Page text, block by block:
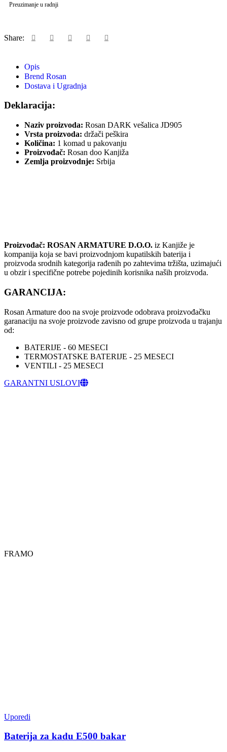
Preuzimanje u radnji
Share:
Opis
Brend Rosan
Dostava i Ugradnja
Deklaracija:
Naziv proizvoda: Rosan DARK vešalica JD905
Vrsta proizvoda: držači peškira
Količina: 1 komad u pakovanju
Proizvođač: Rosan doo Kanjiža
Zemlja proizvodnje: Srbija
Proizvođač: ROSAN ARMATURE D.O.O. iz Kanjiže je
kompanija koja se bavi proizvodnjom kupatilskih baterija i
proizvoda srodnih kategorija rađenih po zahtevima tržišta, uzimajući
u obzir i specifične potrebe pojedinih korisnika naših proizvoda.
GARANCIJA:
Rosan Armature doo na svoje proizvode odobrava proizvođačku
garanaciju na svoje proizvode zavisno od grupe proizvoda u trajanju
od:
BATERIJE - 60 MESECI
TERMOSTATSKE BATERIJE - 25 MESECI
VENTILI - 25 MESECI
GARANTNI USLOVI
FRAMO
Uporedi
Baterija za kadu E500 bakar